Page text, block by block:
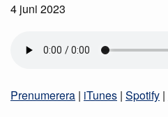
4 juni 2023
Prenumerera | iTunes | Spotify |